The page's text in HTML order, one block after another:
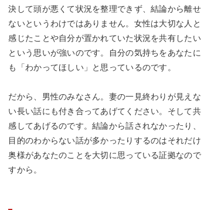
決して頭が悪くて状況を整理できず、結論から離せ
ないというわけではありません。女性は大切な人と
感じたことや自分が置かれていた状況を共有したい
という思いが強いのです。自分の気持ちをあなたに
も「わかってほしい」と思っているのです。
だから、男性のみなさん。妻の一見終わりが見えな
い長い話にも付き合ってあげてください。そして共
感してあげるのです。結論から話されなかったり、
目的のわからない話が多かったりするのはそれだけ
奥様があなたのことを大切に思っている証拠なので
すから。